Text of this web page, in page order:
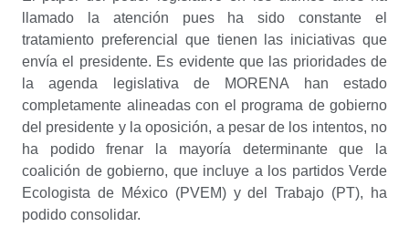
llamado la atención pues ha sido constante el
tratamiento preferencial que tienen las iniciativas que
envía el presidente. Es evidente que las prioridades de
la agenda legislativa de MORENA han estado
completamente alineadas con el programa de gobierno
del presidente y la oposición, a pesar de los intentos, no
ha podido frenar la mayoría determinante que la
coalición de gobierno, que incluye a los partidos Verde
Ecologista de México (PVEM) y del Trabajo (PT), ha
podido consolidar.